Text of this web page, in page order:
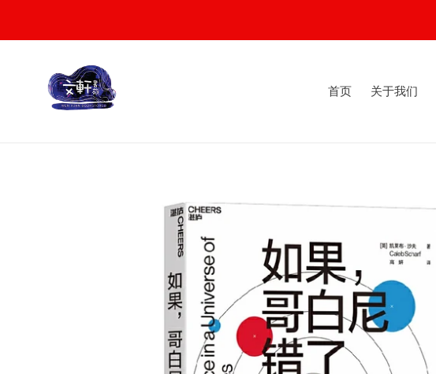
content
首页 关于我们